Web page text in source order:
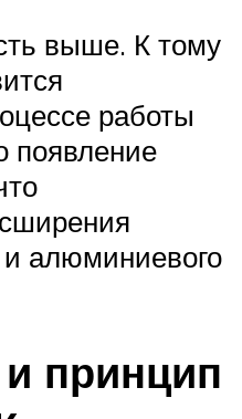
выше. К тому
работы
появление
алюминиевого
принцип